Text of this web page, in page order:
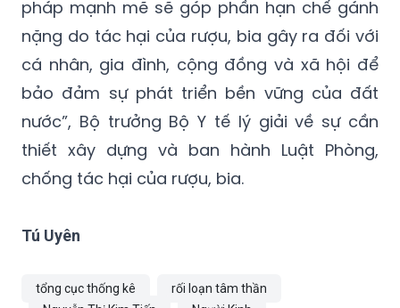
ban hành Luật Phòng, chống tác hại của
rượu, bia. Việc ban hành Luật với các biện
pháp mạnh mẽ sẽ góp phần hạn chế gánh
nặng do tác hại của rượu, bia gây ra đối với
cá nhân, gia đình, cộng đồng và xã hội để
bảo đảm sự phát triển bền vững của đất
nước”, Bộ trưởng Bộ Y tế lý giải về sự cần
chống tác hại của rượu, bia.
Tú Uyên